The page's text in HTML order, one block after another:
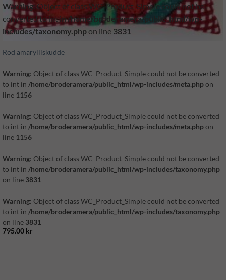
Warning: Object of class WC_Product_Simple could not be
converted to int in/home/broderamera/public_html/wp-
includes/taxonomy.phpon line 3831
Röd amarylliskudde
Warning: Object of class WC_Product_Simple could not be converted
to int in /home/broderamera/public_html/wp-includes/meta.phpon
line 1156
Warning: Object of class WC_Product_Simple could not be converted
to int in /home/broderamera/public_html/wp-includes/meta.phpon
line 1156
Warning: Object of class WC_Product_Simple could not be converted
to int in /home/broderamera/public_html/wp-includes/taxonomy.php
on line 3831
Warning: Object of class WC_Product_Simple could not be converted
to int in /home/broderamera/public_html/wp-includes/taxonomy.php
on line 3831
795.00 kr